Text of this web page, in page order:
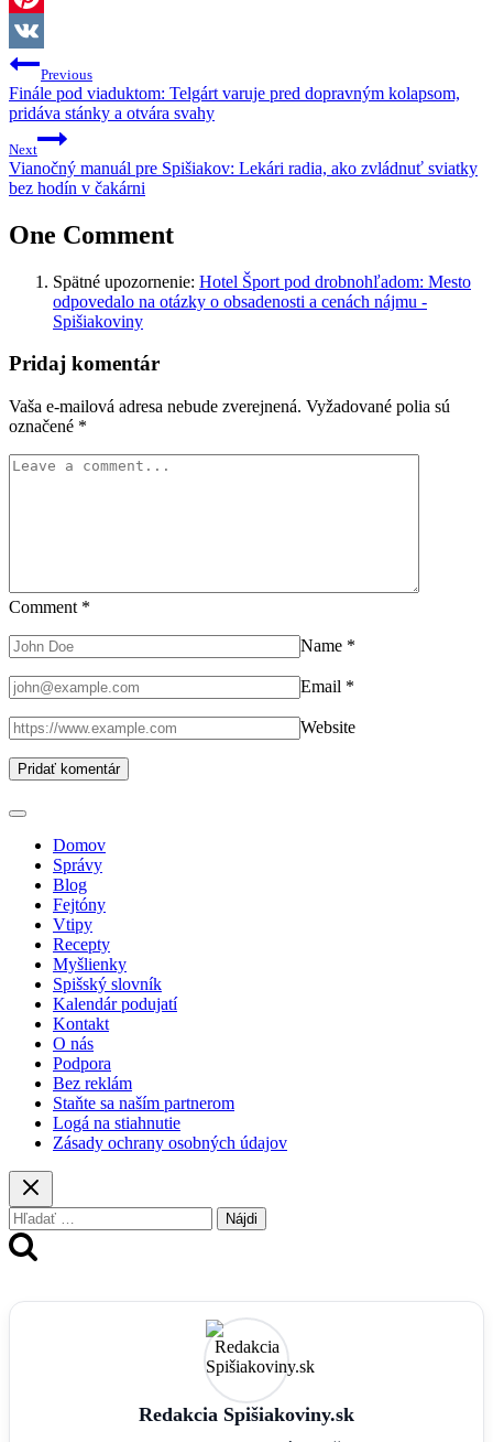
Pinterest
VK
Navigácia
v
článku
Previous
Finále pod viaduktom: Telgárt varuje pred dopravným kolapsom,
pridáva stánky a otvára svahy
Next
Vianočný manuál pre Spišiakov: Lekári radia, ako zvládnuť sviatky
bez hodín v čakárni
One Comment
Spätné upozornenie: Hotel Šport pod drobnohľadom: Mesto
odpovedalo na otázky o obsadenosti a cenách nájmu -
Spišiakoviny
Pridaj komentár
Vaša e-mailová adresa nebude zverejnená. Vyžadované polia sú
označené *
Comment *
Name *
Email *
Website
Domov
Správy
Blog
Fejtóny
Vtipy
Recepty
Myšlienky
Spišský slovník
Kalendár podujatí
Kontakt
O nás
Podpora
Bez reklám
Staňte sa naším partnerom
Logá na stiahnutie
Zásady ochrany osobných údajov
Hľadať:
Redakcia Spišiakoviny.sk